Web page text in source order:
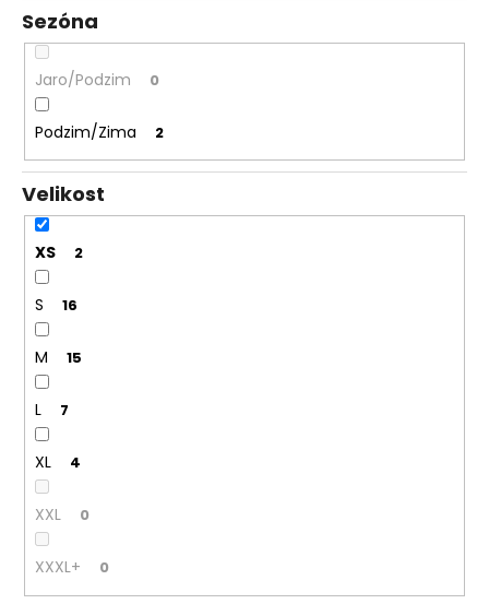
Sezóna
Jaro/Podzim 0
Podzim/Zima 2
Velikost
XS 2
S 16
M 15
L 7
XL 4
XXL 0
XXXL+ 0